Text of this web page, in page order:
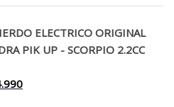
ELECTRICO ORIGINAL
PIK UP - SCORPIO 2.2CC
El